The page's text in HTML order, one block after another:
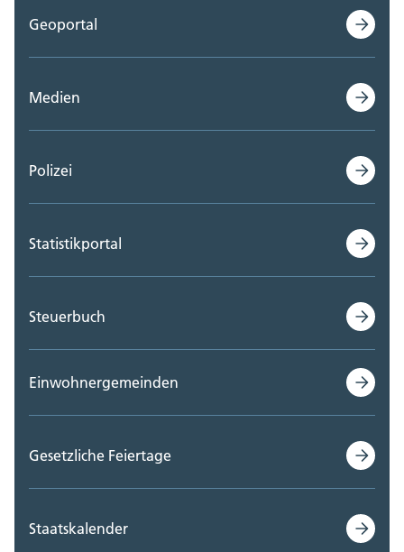
Geoportal
Medien
Polizei
Statistikportal
Steuerbuch
Einwohnergemeinden
Gesetzliche Feiertage
Staatskalender